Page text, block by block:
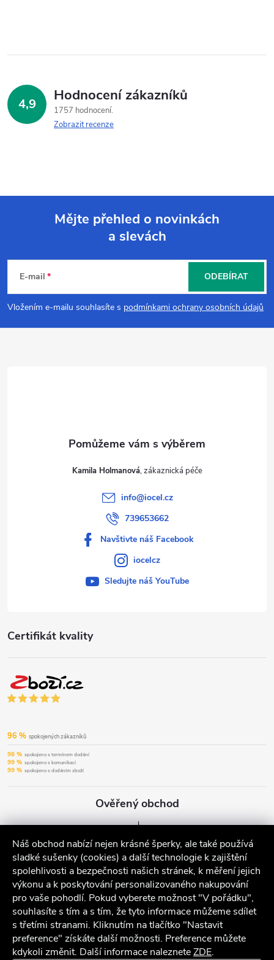
Náš obchod nabízí nejen krásné šperky, ale také používá
sladké sušenky (cookies) a další technologie k zajištění
spolehlivosti a bezpečnosti našich stránek, k měření jejich
výkonu a k poskytování personalizovaného nakupování
pro vaše pohodlí. Pokud vyberete možnost "V pořádku",
souhlasíte s tím a s tím, že tyto informace můžeme sdílet
s třetími stranami. Kliknutím na tlačítko "Nastavit
preference" získáte další možnosti. Preference můžete
kdykoli změnit. Další informace nalezneteZDE.
4,9 Hodnocení zákazníků
1757 hodnocení
Zobrazit recenze
p
Mějte přehled o novinkách
a slevách
E-mail
Vložením e-mailu souhlasíte s podmínkami ochrany osobních údajů
ODEBÍRAT
Certifikát kvality
96 % spokojených zákazníků
98 % spokojeno s termínem dodání
99 % spokojeno s komunikací
99 % spokojeno s dodáním zboží
Ověřený obchod
Kamila Holmanová
info@iocel.cz
739653662
Navštivte náš Facebook
iocelcz
Sledujte náš YouTube